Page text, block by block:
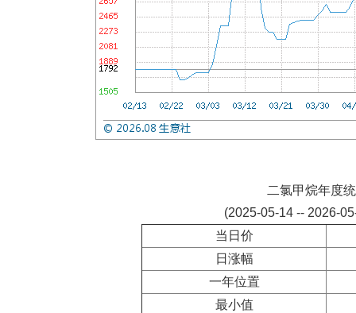
二氯甲烷年度
(2025-05-14 -- 2026-
当日价
日涨幅
一年位置
最小值